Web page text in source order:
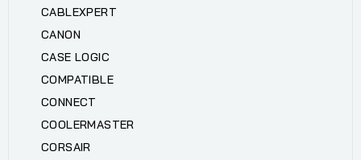
CABLEXPERT
CANON
CASE LOGIC
COMPATIBLE
CONNECT
COOLERMASTER
CORSAIR